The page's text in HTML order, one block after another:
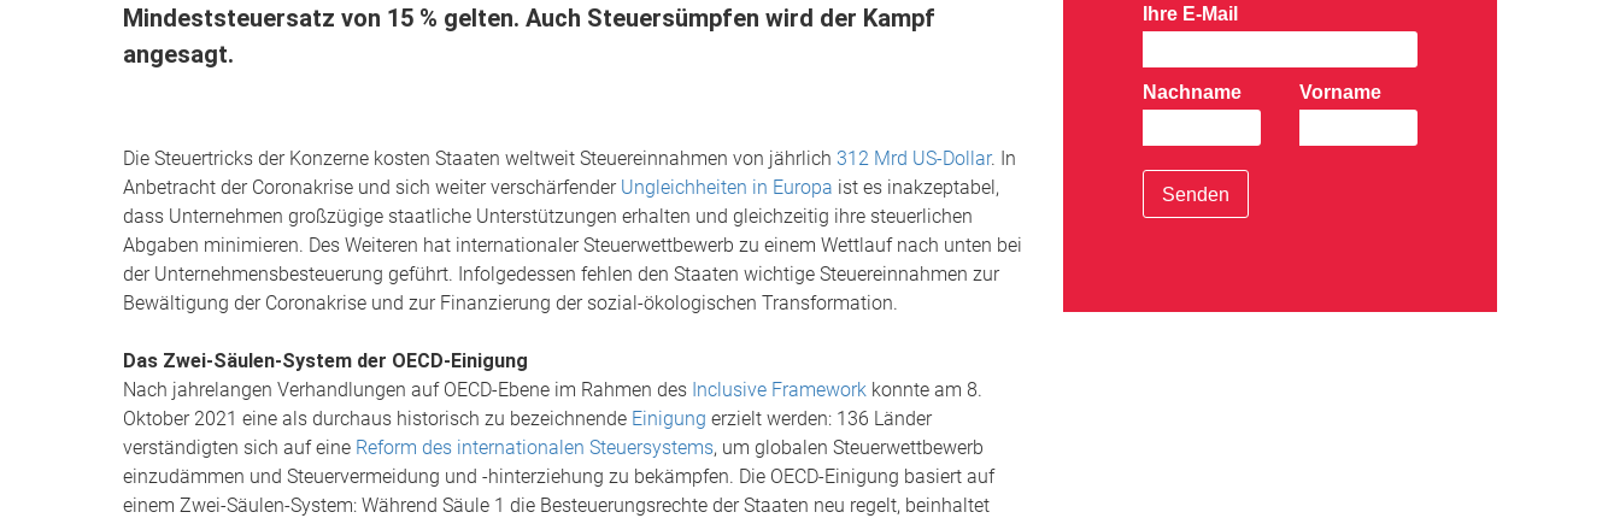
Mindeststeuersatz von 15 % gelten. Auch Steuersümpfen wird der Kampf
angesagt.
Die Steuertricks der Konzerne kosten Staaten weltweit Steuereinnahmen von jährlich 312 Mrd US-Dollar. In
Anbetracht der Coronakrise und sich weiter verschärfender Ungleichheiten in Europa ist es inakzeptabel,
dass Unternehmen großzügige staatliche Unterstützungen erhalten und gleichzeitig ihre steuerlichen
Abgaben minimieren. Des Weiteren hat internationaler Steuerwettbewerb zu einem Wettlauf nach unten bei
der Unternehmensbesteuerung geführt. Infolgedessen fehlen den Staaten wichtige Steuereinnahmen zur
Bewältigung der Coronakrise und zur Finanzierung der sozial-ökologischen Transformation.
Das Zwei-Säulen-System der OECD-Einigung
Nach jahrelangen Verhandlungen auf OECD-Ebene im Rahmen des Inclusive Framework konnte am 8.
Oktober 2021 eine als durchaus historisch zu bezeichnende Einigung erzielt werden: 136 Länder
verständigten sich auf eine Reform des internationalen Steuersystems, um globalen Steuerwettbewerb
einzudämmen und Steuervermeidung und -hinterziehung zu bekämpfen. Die OECD-Einigung basiert auf
einem Zwei-Säulen-System: Während Säule 1 die Besteuerungsrechte der Staaten neu regelt, beinhaltet
Ihre E-Mail
Nachname Vorname
Senden